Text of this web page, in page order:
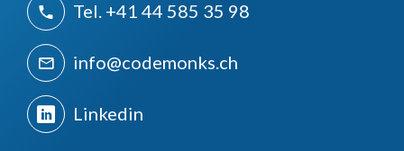
Tel. +41 44 585 35 98
info@codemonks.ch
Linkedin